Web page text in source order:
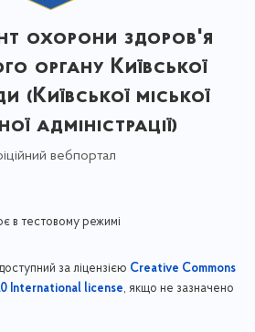
охорони здоров'я
органу Київської
(Київської міської
адміністрації)
вебпортал
в тестовому режимі
за ліцензією Creative Commons
International license, якщо не зазначено